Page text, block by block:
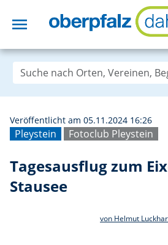
menu
Pleystein Fotoclub Pleystein
Veröffentlicht am 05.11.2024 16:26
Tagesausflug zum
Stausee
von Helmut